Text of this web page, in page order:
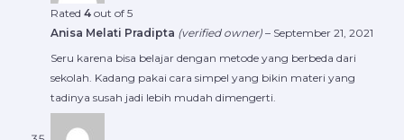
Rated 4 out of 5
Anisa Melati Pradipta (verified owner) – September 21, 2021
Seru karena bisa belajar dengan metode yang berbeda dari
sekolah. Kadang pakai cara simpel yang bikin materi yang
tadinya susah jadi lebih mudah dimengerti.